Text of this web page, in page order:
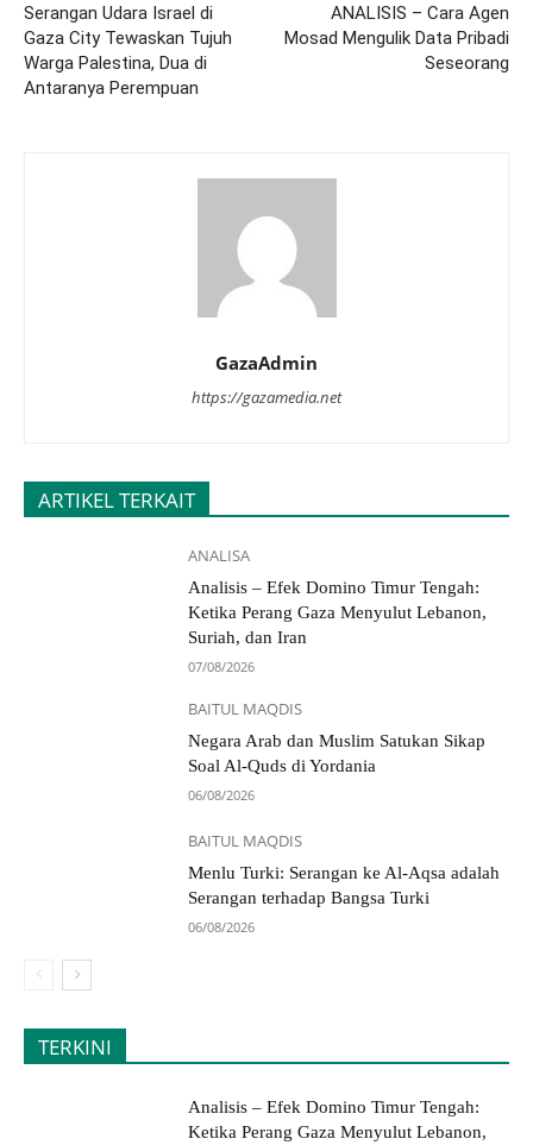
Serangan Udara Israel di
Gaza City Tewaskan Tujuh
Warga Palestina, Dua di
Antaranya Perempuan
ANALISIS – Cara Agen
Mosad Mengulik Data Pribadi
Seseorang
GazaAdmin
https://gazamedia.net
ARTIKEL TERKAIT
ANALISA
Analisis – Efek Domino Timur Tengah:
Ketika Perang Gaza Menyulut Lebanon,
Suriah, dan Iran
07/08/2026
BAITUL MAQDIS
Negara Arab dan Muslim Satukan Sikap
Soal Al-Quds di Yordania
06/08/2026
BAITUL MAQDIS
Menlu Turki: Serangan ke Al-Aqsa adalah
Serangan terhadap Bangsa Turki
06/08/2026
TERKINI
Analisis – Efek Domino Timur Tengah:
Ketika Perang Gaza Menyulut Lebanon,